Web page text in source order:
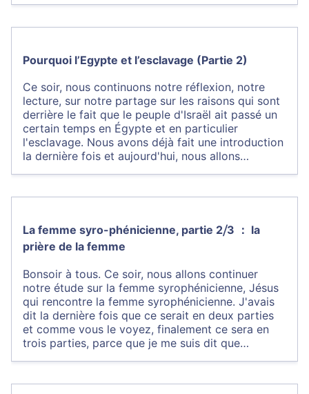
Pourquoi l’Egypte et l’esclavage (Partie 2)
Ce soir, nous continuons notre réflexion, notre
lecture, sur notre partage sur les raisons qui sont
derrière le fait que le peuple d'Israël ait passé un
certain temps en Égypte et en particulier
l'esclavage. Nous avons déjà fait une introduction
la dernière fois et aujourd'hui, nous allons…
La femme syro-phénicienne, partie 2⧸3 ： la
prière de la femme
Bonsoir à tous. Ce soir, nous allons continuer
notre étude sur la femme syrophénicienne, Jésus
qui rencontre la femme syrophénicienne. J'avais
dit la dernière fois que ce serait en deux parties
et comme vous le voyez, finalement ce sera en
trois parties, parce que je me suis dit que…